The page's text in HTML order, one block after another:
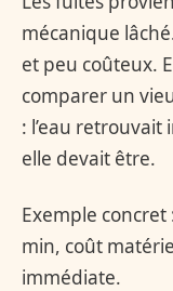
mécanique
et peu coûteux.
comparer un
: l’eau
elle devait être.
Exemple
min, coût
immédiate.